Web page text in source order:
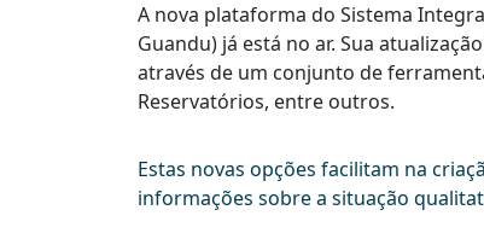
A nova plataforma do Sistema
Guandu) já está no ar. Sua
através de um conjunto de
Reservatórios, entre outros.
Estas novas opções facilitam na
informações sobre a situação